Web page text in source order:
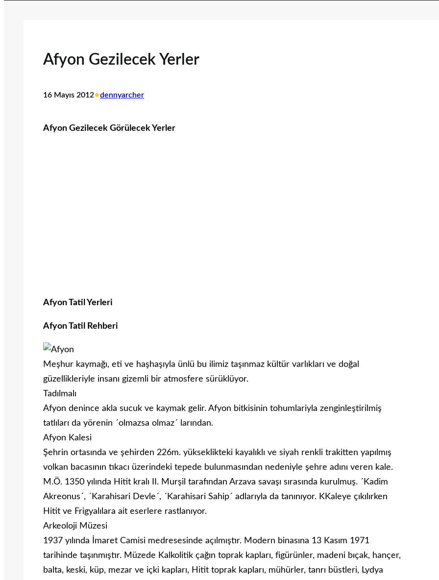
Afyon Gezilecek Yerler
16 Mayıs 2012•dennyarcher
Afyon Gezilecek Görülecek Yerler
Afyon Tatil Yerleri
Afyon Tatil Rehberi
Meşhur kaymağı, eti ve haşhaşıyla ünlü bu ilimiz taşınmaz kültür varlıkları ve doğal
güzellikleriyle insanı gizemli bir atmosfere sürüklüyor.
Tadılmalı
Afyon denince akla sucuk ve kaymak gelir. Afyon bitkisinin tohumlariyla zenginleştirilmiş
tatlıları da yörenin ´olmazsa olmaz´ larından.
Afyon Kalesi
Şehrin ortasında ve şehirden 226m. yükseklikteki kayalıklı ve siyah renkli trakitten yapılmış
volkan bacasının tıkacı üzerindeki tepede bulunmasından nedeniyle şehre adını veren kale.
M.Ö. 1350 yılında Hitit kralı II. Murşil tarafından Arzava savaşı sırasında kurulmuş. ´Kadim
Akreonus´, ´Karahisari Devle´, ´Karahisari Sahip´ adlarıyla da tanınıyor. KKaleye çıkılırken
Hitit ve Frigyalılara ait eserlere rastlanıyor.
Arkeoloji Müzesi
1937 yılında İmaret Camisi medresesinde açılmıştır. Modern binasına 13 Kasım 1971
tarihinde taşınmıştır. Müzede Kalkolitik çağın toprak kapları, figürünler, madeni bıçak, hançer,
balta, keski, küp, mezar ve içki kapları, Hitit toprak kapları, mühürler, tanrı büstleri, Lydya